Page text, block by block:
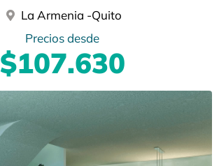
La Armenia -Quito
Precios desde
$107.630